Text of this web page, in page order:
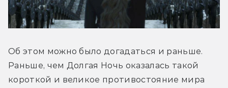
Об этом можно было догадаться и раньше.
Раньше, чем Долгая Ночь оказалась такой
короткой и великое противостояние мира